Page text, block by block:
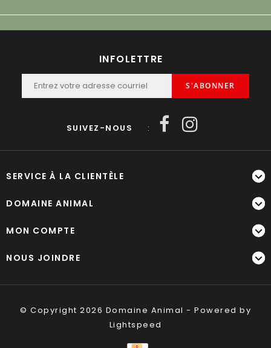
INFOLETTRE
S'ABONNER
SUIVEZ-NOUS :
SERVICE À LA CLIENTÈLE
DOMAINE ANIMAL
MON COMPTE
NOUS JOINDRE
© Copyright 2026 Domaine Animal - Powered by
Lightspeed